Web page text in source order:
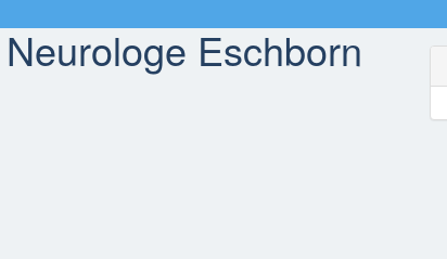
Neurologe Eschborn